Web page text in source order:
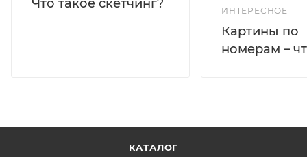
Что такое скетчинг?
ИНТЕРЕСНОЕ
Картины по
номерам –
КАТАЛОГ